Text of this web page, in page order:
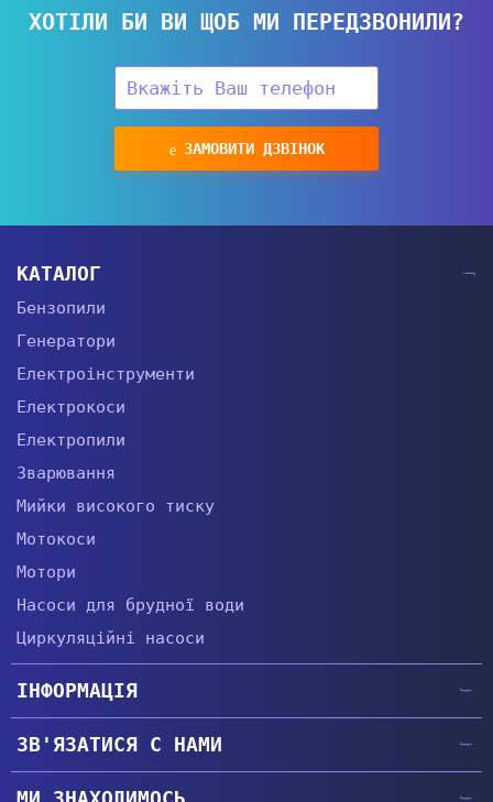
ХОТІЛИ БИ ВИ ЩОБ МИ ПЕРЕДЗВОНИЛИ?
ЗАМОВИТИ ДЗВІНОК
КАТАЛОГ
Бензопили
Генератори
Електроінструменти
Електрокоси
Електропили
Зварювання
Мийки високого тиску
Мотокоси
Мотори
Насоси для брудної води
Циркуляційні насоси
ІНФОРМАЦІЯ
Головна
Гарантії
Доставка та оплата
ЗВ'ЯЗАТИСЯ С НАМИ
+38 (057) 764-63-34